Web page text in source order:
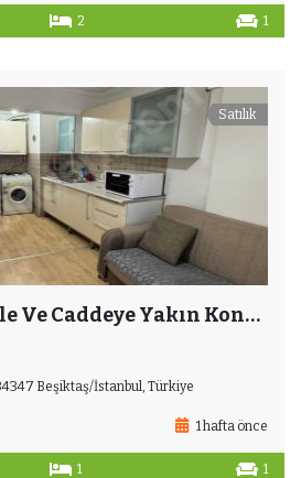
2 1
Satılık
Ortaköy’de Sahile Ve Caddeye Yakın Konumda 1+1 Ara Kat Daire
Beşiktaş/İstanbul, Türkiye
1 hafta önce
1 1